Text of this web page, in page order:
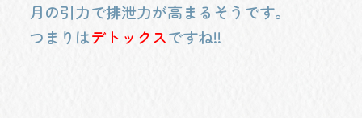
月の引力で排泄力が高まるそうです。
つまりはデトックスですね!!